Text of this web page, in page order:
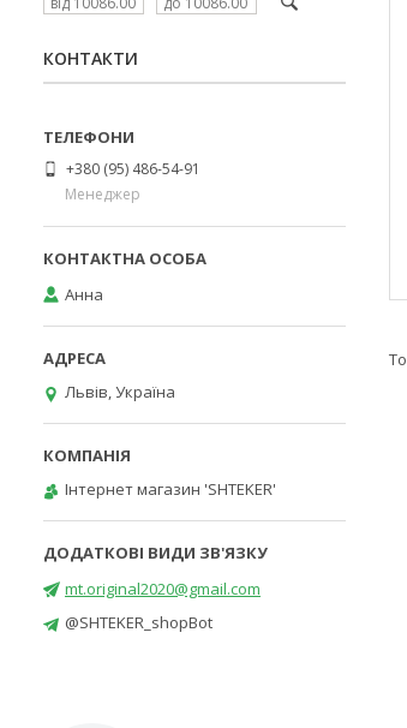
КОНТАКТИ
+380 (95) 486-54-91
Менеджер
Анна
Львів, Україна
Інтернет магазин 'SHTEKER'
mt.original2020@gmail.com
@SHTEKER_shopBot